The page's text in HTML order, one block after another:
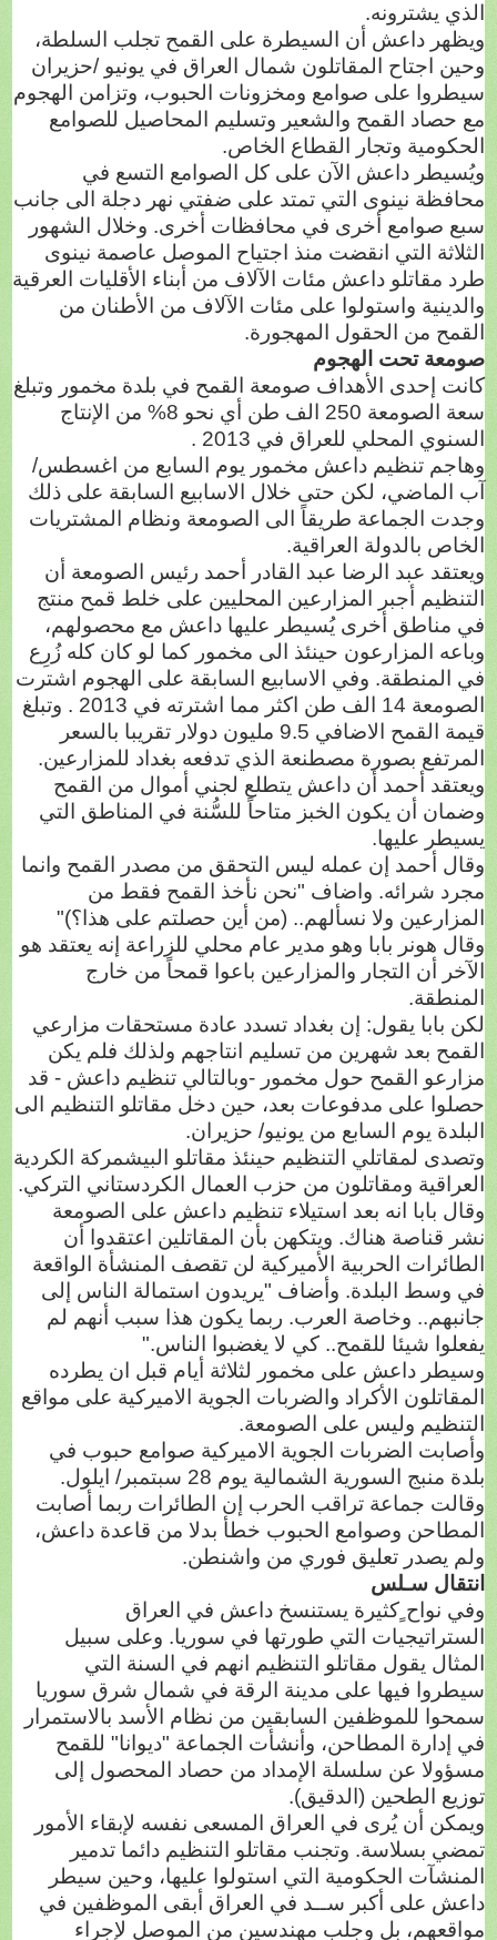
الذي يشترونه.
ويظهر داعش أن السيطرة على القمح تجلب السلطة،
وحين اجتاح المقاتلون شمال العراق في يونيو /حزيران
سيطروا على صوامع ومخزونات الحبوب، وتزامن الهجوم
مع حصاد القمح والشعير وتسليم المحاصيل للصوامع
الحكومية وتجار القطاع الخاص.
ويُسيطر داعش الآن على كل الصوامع التسع في
محافظة نينوى التي تمتد على ضفتي نهر دجلة الى جانب
سبع صوامع أخرى في محافظات أخرى. وخلال الشهور
الثلاثة التي انقضت منذ اجتياح الموصل عاصمة نينوى
طرد مقاتلو داعش مئات الآلاف من أبناء الأقليات العرقية
والدينية واستولوا على مئات الآلاف من الأطنان من
القمح من الحقول المهجورة.
صومعة تحت الهجوم
كانت إحدى الأهداف صومعة القمح في بلدة مخمور وتبلغ
سعة الصومعة 250 الف طن أي نحو 8% من الإنتاج
السنوي المحلي للعراق في 2013 .
وهاجم تنظيم داعش مخمور يوم السابع من اغسطس/
آب الماضي، لكن حتى خلال الاسابيع السابقة على ذلك
وجدت الجماعة طريقاً الى الصومعة ونظام المشتريات
الخاص بالدولة العراقية.
ويعتقد عبد الرضا عبد القادر أحمد رئيس الصومعة أن
التنظيم أجبر المزارعين المحليين على خلط قمح منتج
في مناطق أخرى يُسيطر عليها داعش مع محصولهم،
وباعه المزارعون حينئذ الى مخمور كما لو كان كله زُرِع
في المنطقة. وفي الاسابيع السابقة على الهجوم اشترت
الصومعة 14 الف طن اكثر مما اشترته في 2013 . وتبلغ
قيمة القمح الاضافي 9.5 مليون دولار تقريبا بالسعر
المرتفع بصورة مصطنعة الذي تدفعه بغداد للمزارعين.
ويعتقد أحمد أن داعش يتطلع لجني أموال من القمح
وضمان أن يكون الخبز متاحاً للسُّنة في المناطق التي
يسيطر عليها.
وقال أحمد إن عمله ليس التحقق من مصدر القمح وانما
مجرد شرائه. واضاف "نحن نأخذ القمح فقط من
المزارعين ولا نسألهم.. (من أين حصلتم على هذا؟)"
وقال هونر بابا وهو مدير عام محلي للزراعة إنه يعتقد هو
الآخر أن التجار والمزارعين باعوا قمحاً من خارج
المنطقة.
لكن بابا يقول: إن بغداد تسدد عادة مستحقات مزارعي
القمح بعد شهرين من تسليم انتاجهم ولذلك فلم يكن
مزارعو القمح حول مخمور -وبالتالي تنظيم داعش - قد
حصلوا على مدفوعات بعد، حين دخل مقاتلو التنظيم الى
البلدة يوم السابع من يونيو/ حزيران.
وتصدى لمقاتلي التنظيم حينئذ مقاتلو البيشمركة الكردية
العراقية ومقاتلون من حزب العمال الكردستاني التركي.
وقال بابا انه بعد استيلاء تنظيم داعش على الصومعة
نشر قناصة هناك. ويتكهن بأن المقاتلين اعتقدوا أن
الطائرات الحربية الأميركية لن تقصف المنشأة الواقعة
في وسط البلدة. وأضاف "يريدون استمالة الناس إلى
جانبهم.. وخاصة العرب. ربما يكون هذا سبب أنهم لم
يفعلوا شيئا للقمح.. كي لا يغضبوا الناس."
وسيطر داعش على مخمور لثلاثة أيام قبل ان يطرده
المقاتلون الأكراد والضربات الجوية الاميركية على مواقع
التنظيم وليس على الصومعة.
وأصابت الضربات الجوية الاميركية صوامع حبوب في
بلدة منبج السورية الشمالية يوم 28 سبتمبر/ ايلول.
وقالت جماعة تراقب الحرب إن الطائرات ربما أصابت
المطاحن وصوامع الحبوب خطأ بدلا من قاعدة داعش،
ولم يصدر تعليق فوري من واشنطن.
انتقال سـلس
وفي نواح ٍكثيرة يستنسخ داعش في العراق
الستراتيجيات التي طورتها في سوريا. وعلى سبيل
المثال يقول مقاتلو التنظيم انهم في السنة التي
سيطروا فيها على مدينة الرقة في شمال شرق سوريا
سمحوا للموظفين السابقين من نظام الأسد بالاستمرار
في إدارة المطاحن، وأنشأت الجماعة "ديوانا" للقمح
مسؤولا عن سلسلة الإمداد من حصاد المحصول إلى
توزيع الطحين (الدقيق).
ويمكن أن يُرى في العراق المسعى نفسه لإبقاء الأمور
تمضي بسلاسة. وتجنب مقاتلو التنظيم دائما تدمير
المنشآت الحكومية التي استولوا عليها، وحين سيطر
داعش على أكبر ســد في العراق أبقى الموظفين في
مواقعهم، بل وجلب مهندسين من الموصل لإجراء